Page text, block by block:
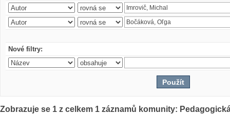
Nové filtry:
Zobrazuje se 1 z celkem 1 záznamů komunity: